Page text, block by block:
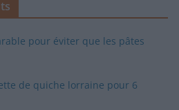
pour éviter que les pâtes
de quiche lorraine pour 6